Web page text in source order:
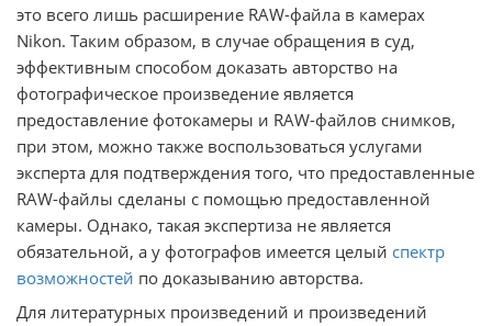
это всего лишь расширение RAW-файла в камерах
Nikon. Таким образом, в случае обращения в суд,
эффективным способом доказать авторство на
фотографическое произведение является
предоставление фотокамеры и RAW-файлов снимков,
при этом, можно также воспользоваться услугами
эксперта для подтверждения того, что предоставленные
RAW-файлы сделаны с помощью предоставленной
камеры. Однако, такая экспертиза не является
обязательной, а у фотографов имеется целый спектр
возможностей по доказыванию авторства.
Для литературных произведений и произведений